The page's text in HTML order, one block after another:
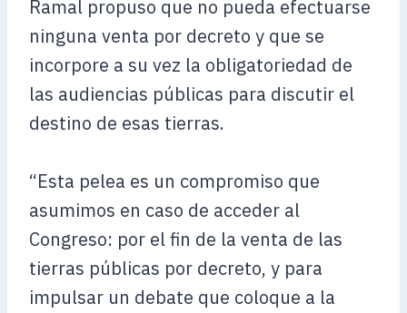
Ramal propuso que no pueda efectuarse
ninguna venta por decreto y que se
incorpore a su vez la obligatoriedad de
las audiencias públicas para discutir el
destino de esas tierras.
“Esta pelea es un compromiso que
asumimos en caso de acceder al
Congreso: por el fin de la venta de las
tierras públicas por decreto, y para
impulsar un debate que coloque a la